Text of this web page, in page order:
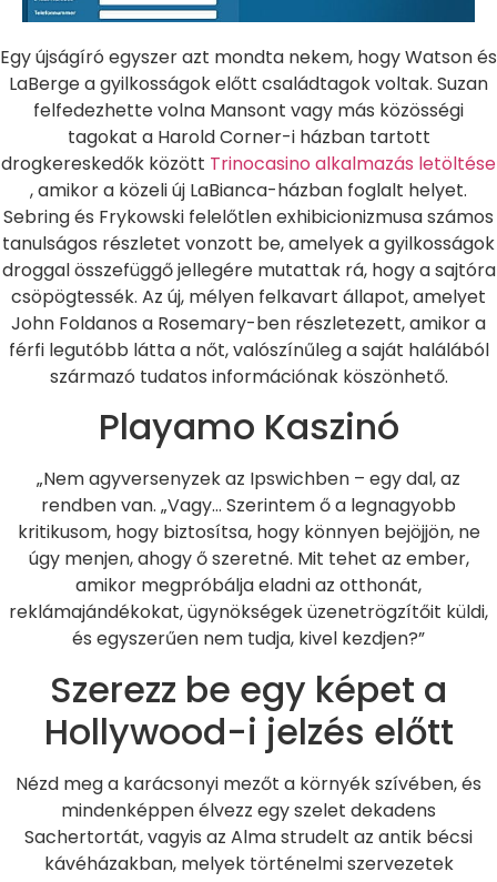
Egy újságíró egyszer azt mondta nekem, hogy Watson és
LaBerge a gyilkosságok előtt családtagok voltak. Suzan
felfedezhette volna Mansont vagy más közösségi
tagokat a Harold Corner-i házban tartott
drogkereskedők között Trinocasino alkalmazás letöltése
, amikor a közeli új LaBianca-házban foglalt helyet.
Sebring és Frykowski felelőtlen exhibicionizmusa számos
tanulságos részletet vonzott be, amelyek a gyilkosságok
droggal összefüggő jellegére mutattak rá, hogy a sajtóra
csöpögtessék. Az új, mélyen felkavart állapot, amelyet
John Foldanos a Rosemary-ben részletezett, amikor a
férfi legutóbb látta a nőt, valószínűleg a saját halálából
származó tudatos információnak köszönhető.
Playamo Kaszinó
„Nem agyversenyzek az Ipswichben – egy dal, az
rendben van. „Vagy… Szerintem ő a legnagyobb
kritikusom, hogy biztosítsa, hogy könnyen bejöjjön, ne
úgy menjen, ahogy ő szeretné. Mit tehet az ember,
amikor megpróbálja eladni az otthonát,
reklámajándékokat, ügynökségek üzenetrögzítőit küldi,
és egyszerűen nem tudja, kivel kezdjen?”
Szerezz be egy képet a
Hollywood-i jelzés előtt
Nézd meg a karácsonyi mezőt a környék szívében, és
mindenképpen élvezz egy szelet dekadens
Sachertortát, vagyis az Alma strudelt az antik bécsi
kávéházakban, melyek történelmi szervezetek